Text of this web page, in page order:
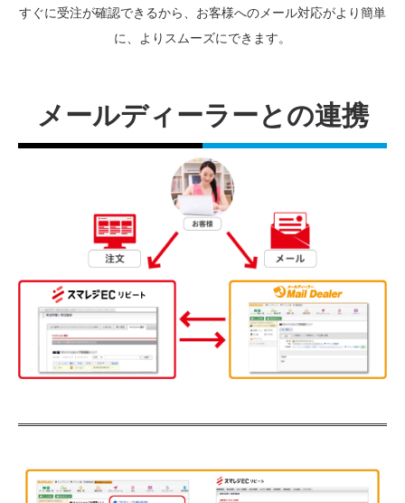
すぐに受注が確認できるから、お客様へのメール対応がより簡単
に、よりスムーズにできます。
メールディーラーとの連携